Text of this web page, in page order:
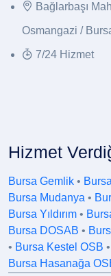
Bağlarbaşı
Osmangazi /
7/24 Hizmet
Hizmet
Bursa Gemlik •
Bursa Mudanya •
Bursa Yıldırım •
Bursa DOSAB •
• Bursa Kestel OSB •
Bursa Hasanağa